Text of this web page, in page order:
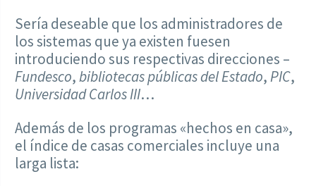
Sería deseable que los administradores de
los sistemas que ya existen fuesen
introduciendo sus respectivas direcciones –
Fundesco,bibliotecas públicas del Estado,PIC,
Universidad Carlos III…
Además de los programas «hechos en casa»,
el índice de casas comerciales incluye una
larga lista: